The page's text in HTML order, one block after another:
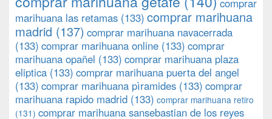
comprar
marihuana las retamas (133) comprar marihuana
madrid (137) comprar marihuana navacerrada
(133) comprar marihuana online (133) comprar
marihuana opañel (133) comprar marihuana plaza
eliptica (133) comprar marihuana puerta del angel
(133) comprar marihuana pìramides (133) comprar
marihuana rapido madrid (133) comprar marihuana retiro
(131) comprar marihuana sansebastian de los reyes